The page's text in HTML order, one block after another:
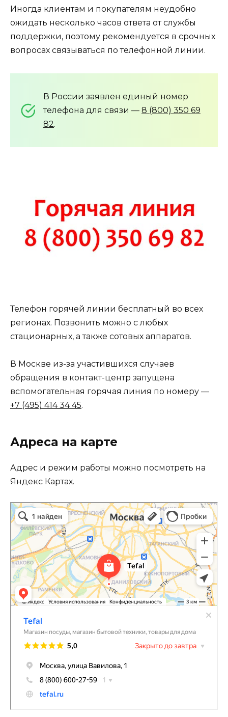
Иногда клиентам и покупателям неудобно
ожидать несколько часов ответа от службы
поддержки, поэтому рекомендуется в срочных
вопросах связываться по телефонной линии.
В России заявлен единый номер
телефона для связи — 8 (800) 350 69
82.
Телефон горячей линии бесплатный во всех
регионах. Позвонить можно с любых
стационарных, а также сотовых аппаратов.
В Москве из-за участившихся случаев
обращения в контакт-центр запущена
вспомогательная горячая линия по номеру —
+7 (495) 414 34 45.
Адреса на карте
Адрес и режим работы можно посмотреть на
Яндекс Картах.